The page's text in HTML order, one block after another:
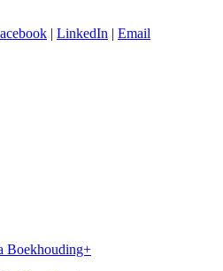
| LinkedIn | Email
Boekhouding+